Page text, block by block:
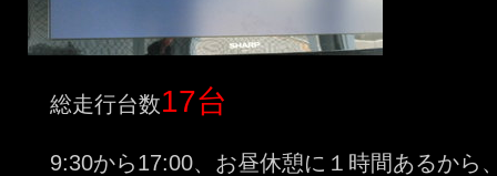
総走行台数17台
9:30から17:00、お昼休憩に１時間あるから